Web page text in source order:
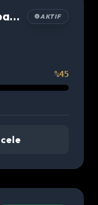
Gölbaşı Taşpınar Karasapan CAMİİ AKTIF
%45